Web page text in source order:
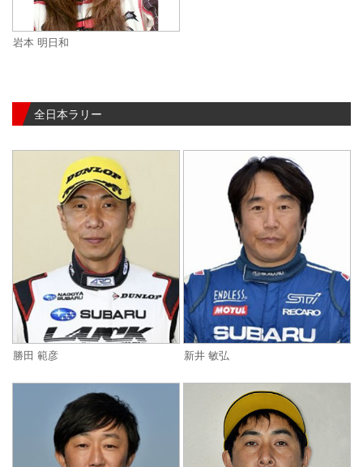
岩本 明日和
全日本ラリー
勝田 範彦 新井 敏弘